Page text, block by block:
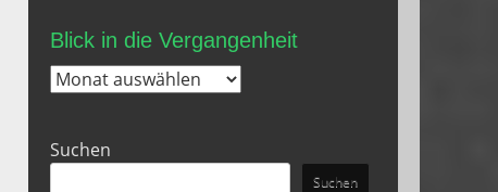
Blick in die Vergangenheit
Blick
Vergangenheit
Suchen
Suchen